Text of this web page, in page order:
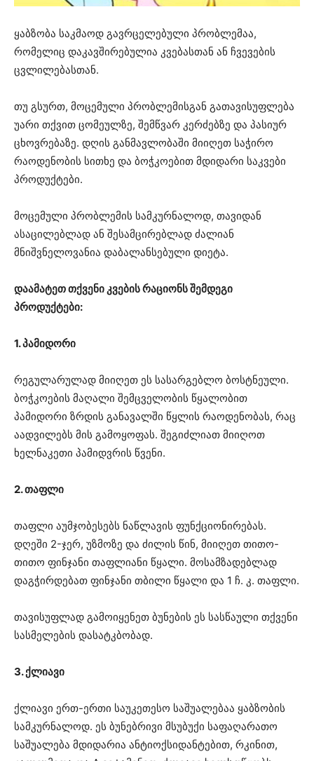
ყაბზობა საკმაოდ გავრცელებული პრობლემაა,
რომელიც დაკავშირებულია კვებასთან ან ჩვევების
ცვლილებასთან.
თუ გსურთ, მოცემული პრობლემისგან გათავისუფლება
უარი თქვით ცომეულზე, შემწვარ კერძებზე და პასიურ
ცხოვრებაზე. დღის განმავლობაში მიიღეთ საჭირო
რაოდენობის სითხე და ბოჭკოებით მდიდარი საკვები
პროდუქტები.
მოცემული პრობლემის სამკურნალოდ, თავიდან
ასაცილებლად ან შესამცირებლად ძალიან
მნიშვნელოვანია დაბალანსებული დიეტა.
დაამატეთ თქვენი კვების რაციონს შემდეგი
პროდუქტები:
1. პამიდორი
რეგულარულად მიიღეთ ეს სასარგებლო ბოსტნეული.
ბოჭკოების მაღალი შემცველობის წყალობით
პამიდორი ზრდის განავალში წყლის რაოდენობას, რაც
აადვილებს მის გამოყოფას. შეგიძლიათ მიიღოთ
ხელნაკეთი პამიდვრის წვენი.
2. თაფლი
თაფლი აუმჯობესებს ნაწლავის ფუნქციონირებას.
დღეში 2-ჯერ, უზმოზე და ძილის წინ, მიიღეთ თითო-
თითო ფინჯანი თაფლიანი წყალი. მოსამზადებლად
დაგჭირდებათ ფინჯანი თბილი წყალი და 1 ჩ. კ. თაფლი.
თავისუფლად გამოიყენეთ ბუნების ეს სასწაული თქვენი
სასმელების დასატკბობად.
3. ქლიავი
ქლიავი ერთ-ერთი საუკეთესო საშუალებაა ყაბზობის
სამკურნალოდ. ეს ბუნებრივი მსუბუქი საფაღარათო
საშუალება მდიდარია ანტიოქსიდანტებით, რკინით,